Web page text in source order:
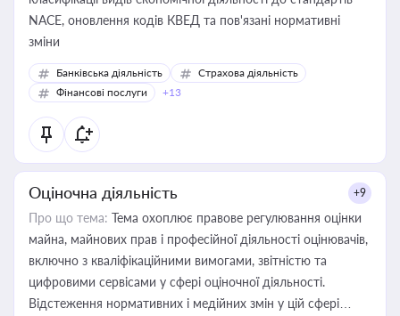
NACE, оновлення кодів КВЕД та пов'язані нормативні
зміни
Банківська діяльність
Страхова діяльність
Фінансові послуги
+13
Оціночна діяльність +9
Про що тема: Тема охоплює правове регулювання оцінки
майна, майнових прав і професійної діяльності оцінювачів,
включно з кваліфікаційними вимогами, звітністю та
цифровими сервісами у сфері оціночної діяльності.
Відстеження нормативних і медійних змін у цій сфері